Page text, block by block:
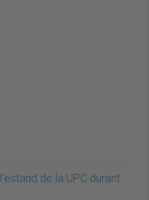
de la UPC durant